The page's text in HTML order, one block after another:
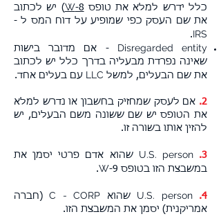
כלל ידרש למלא את טופס
W-8
) יש לכתוב
את שם העסק כפי שמופיע על דוח המס ל -
IRS
.
Disregarded entity - אם מדובר בישות
שאינה נפרדת מבעליה בדרך כלל יש לכתוב
את שם הבעלים, למשל LLC עם בעלים אחד.
2.
אם לעסק שמחזיק בחשבון או נדרש למלא
את הטופס יש שם ששונה משם הבעלים, יש
להזין אותו בשורה זו.
3.
U.S. person שהוא אדם פרטי יסמן את
במשבצת הזו בטופס
W-9.
4.
U.S. person שהוא C - CORP(חברה
אמריקנית) יסמן את המשבצת הזו.